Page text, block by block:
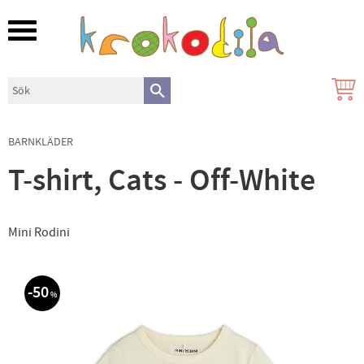
Meny
BARNKLÄDER
T-shirt, Cats - Off-White
Mini Rodini
50%